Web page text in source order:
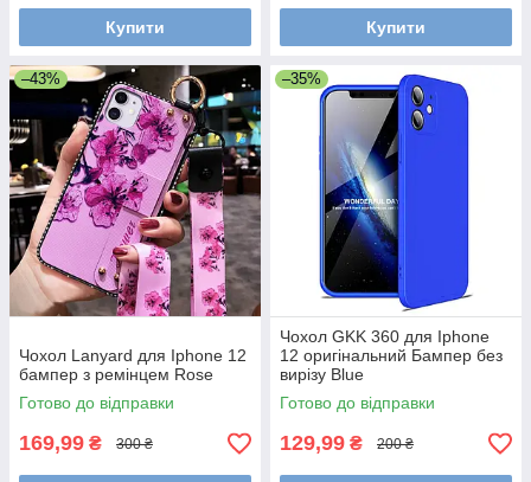
Купити Купити
–43%
Чохол Lanyard для Iphone 12
бампер з ремінцем Rose
Готово до відправки
169,99 ₴ 300 ₴
–35%
Чохол GKK 360 для Iphone
12 оригінальний Бампер без
вирізу Blue
Готово до відправки
129,99 ₴ 200 ₴